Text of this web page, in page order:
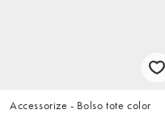
Accessorize - Bolso tote color